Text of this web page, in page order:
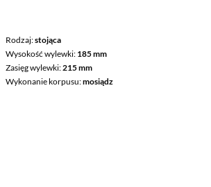
Rodzaj stojąca
Wysokość wylewki 185 mm
Zasięg wylewki 215 mm
Wykonanie korpusu mosiądz